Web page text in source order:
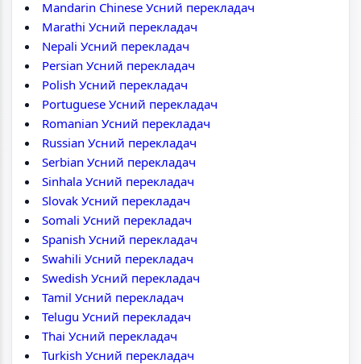
Mandarin Chinese Усний перекладач
Marathi Усний перекладач
Nepali Усний перекладач
Persian Усний перекладач
Polish Усний перекладач
Portuguese Усний перекладач
Romanian Усний перекладач
Russian Усний перекладач
Serbian Усний перекладач
Sinhala Усний перекладач
Slovak Усний перекладач
Somali Усний перекладач
Spanish Усний перекладач
Swahili Усний перекладач
Swedish Усний перекладач
Tamil Усний перекладач
Telugu Усний перекладач
Thai Усний перекладач
Turkish Усний перекладач